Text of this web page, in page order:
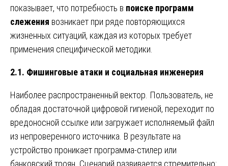
показывает, что потребность в поиске программ
слежения возникает при ряде повторяющихся
жизненных ситуаций, каждая из которых требует
применения специфической методики.
2.1. Фишинговые атаки и социальная инженерия
Наиболее распространенный вектор. Пользователь, не
обладая достаточной цифровой гигиеной, переходит по
вредоносной ссылке или загружает исполняемый файл
из непроверенного источника. В результате на
устройство проникает программа-стилер или
банковский троян. Сценарий развивается стремительно: